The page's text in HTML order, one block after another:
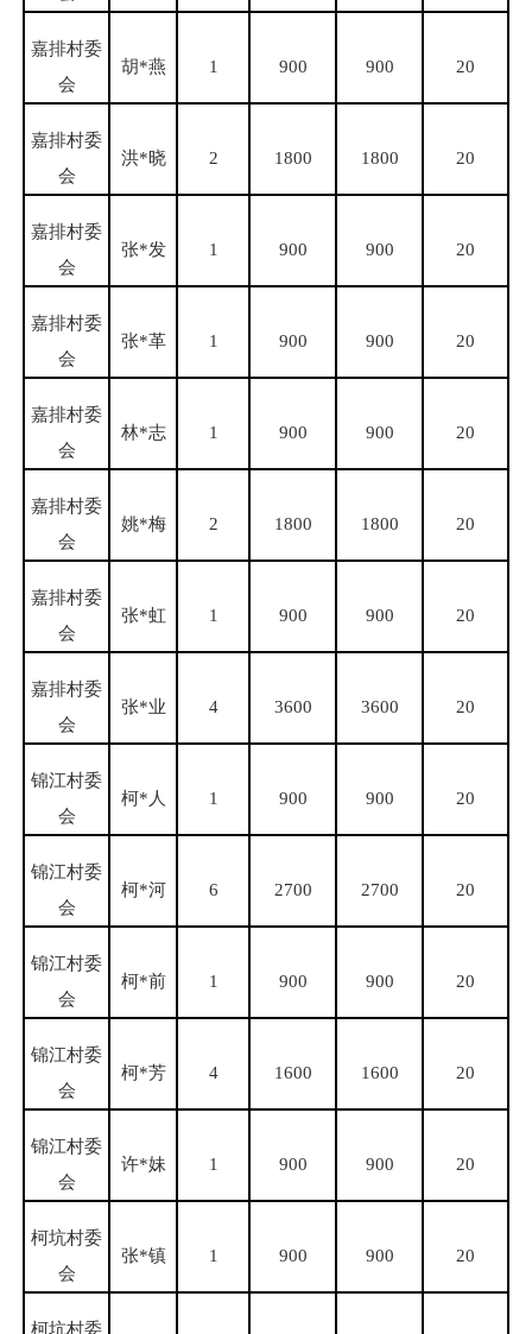
嘉排村委
会
胡*燕 1 900 900 20
嘉排村委
会
洪*晓 2 1800 1800 20
嘉排村委
会
张*发 1 900 900 20
嘉排村委
会
张*革 1 900 900 20
嘉排村委
会
林*志 1 900 900 20
嘉排村委
会
姚*梅 2 1800 1800 20
嘉排村委
会
张*虹 1 900 900 20
嘉排村委
会
张*业 4 3600 3600 20
锦江村委
会
柯*人 1 900 900 20
锦江村委
会
柯*河 6 2700 2700 20
锦江村委
会
柯*前 1 900 900 20
锦江村委
会
柯*芳 4 1600 1600 20
锦江村委
会
许*妹 1 900 900 20
柯坑村委
会
张*镇 1 900 900 20
柯坑村委